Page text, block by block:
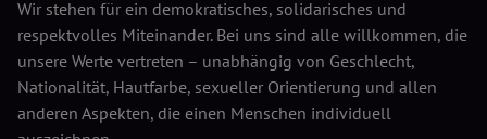
Wir stehen für ein demokratisches, solidarisches und
respektvolles Miteinander. Bei uns sind alle willkommen, die
unsere Werte vertreten – unabhängig von Geschlecht,
Nationalität, Hautfarbe, sexueller Orientierung und allen
anderen Aspekten, die einen Menschen individuell